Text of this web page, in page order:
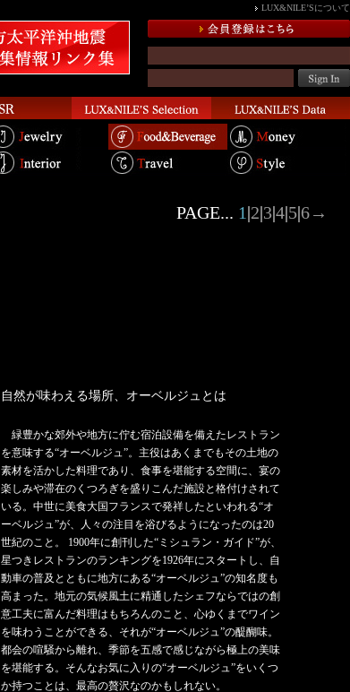
LUX&NILE’Sについて
PAGE... 1|2|3|4|5|6→
自然が味わえる場所、オーベルジュとは
緑豊かな郊外や地方に佇む宿泊設備を備えたレストラン
を意味する“オーベルジュ”。主役はあくまでもその土地の
素材を活かした料理であり、食事を堪能する空間に、宴の
楽しみや滞在のくつろぎを盛りこんだ施設と格付けされて
いる。中世に美食大国フランスで発祥したといわれる“オ
ーベルジュ”が、人々の注目を浴びるようになったのは20
世紀のこと。 1900年に創刊した“ミシュラン・ガイド”が、
星つきレストランのランキングを1926年にスタートし、自
動車の普及とともに地方にある“オーベルジュ”の知名度も
高まった。地元の気候風土に精通したシェフならではの創
意工夫に富んだ料理はもちろんのこと、心ゆくまでワイン
を味わうことができる、それが“オーベルジュ”の醍醐味。
都会の喧騒から離れ、季節を五感で感じながら極上の美味
を堪能する。そんなお気に入りの“オーベルジュ”をいくつ
か持つことは、最高の贅沢なのかもしれない。